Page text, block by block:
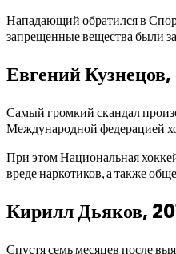
Нападающий обратился в
запрещенные вещества были
Евгений Кузнецов,
Самый громкий скандал
Международной федерацией
При этом Национальная
вреде наркотиков, а также
Кирилл Дьяков,
Спустя семь месяцев после